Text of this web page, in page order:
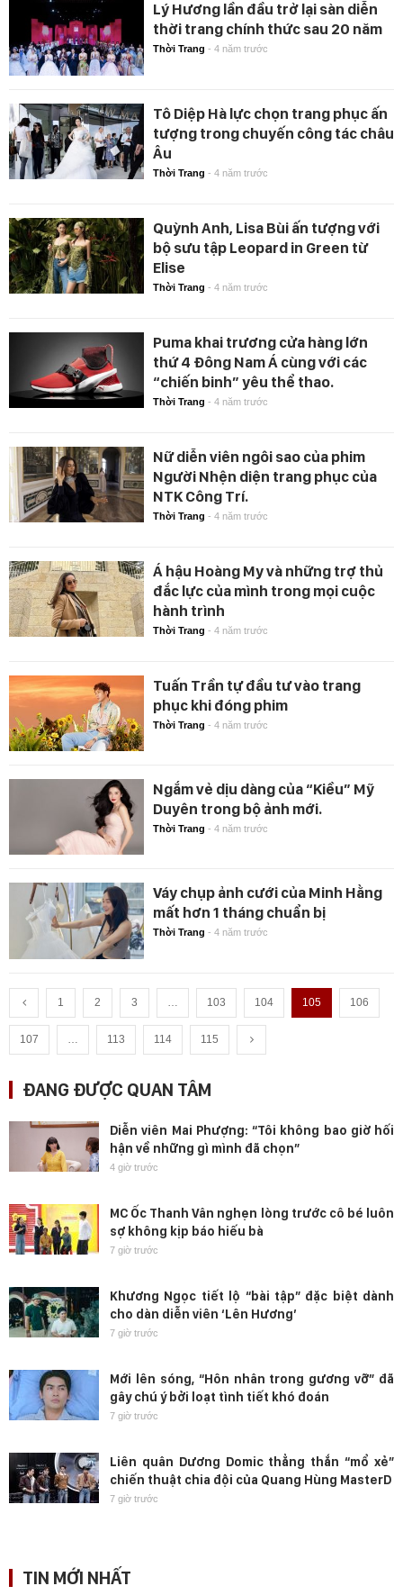
Lý Hương lần đầu trở lại sàn diễn
thời trang chính thức sau 20 năm
Thời Trang - 4 năm trước
Tô Diệp Hà lực chọn trang phục ấn
tượng trong chuyến công tác châu
Âu
Thời Trang - 4 năm trước
Quỳnh Anh, Lisa Bùi ấn tượng với
bộ sưu tập Leopard in Green từ
Elise
Thời Trang - 4 năm trước
Puma khai trương cửa hàng lớn
thứ 4 Đông Nam Á cùng với các
“chiến binh” yêu thể thao.
Thời Trang - 4 năm trước
Nữ diễn viên ngôi sao của phim
Người Nhện diện trang phục của
NTK Công Trí.
Thời Trang - 4 năm trước
Á hậu Hoàng My và những trợ thủ
đắc lực của mình trong mọi cuộc
hành trình
Thời Trang - 4 năm trước
Tuấn Trần tự đầu tư vào trang
phục khi đóng phim
Thời Trang - 4 năm trước
Ngắm vẻ dịu dàng của “Kiều” Mỹ
Duyên trong bộ ảnh mới.
Thời Trang - 4 năm trước
Váy chụp ảnh cưới của Minh Hằng
mất hơn 1 tháng chuẩn bị
Thời Trang - 4 năm trước
1 2 3 103 104 105 106
107 113 114 115
ĐANG ĐƯỢC QUAN TÂM
Diễn viên Mai Phượng: “Tôi không bao giờ hối
hận về những gì mình đã chọn”
4 giờ trước
MC Ốc Thanh Vân nghẹn lòng trước cô bé luôn
sợ không kịp báo hiếu bà
7 giờ trước
Khương Ngọc tiết lộ “bài tập” đặc biệt dành
cho dàn diễn viên ‘Lên Hương’
7 giờ trước
Mới lên sóng, “Hôn nhân trong gương vỡ” đã
gây chú ý bởi loạt tình tiết khó đoán
7 giờ trước
Liên quân Dương Domic thẳng thắn “mổ xẻ”
chiến thuật chia đội của Quang Hùng MasterD
7 giờ trước
TIN MỚI NHẤT